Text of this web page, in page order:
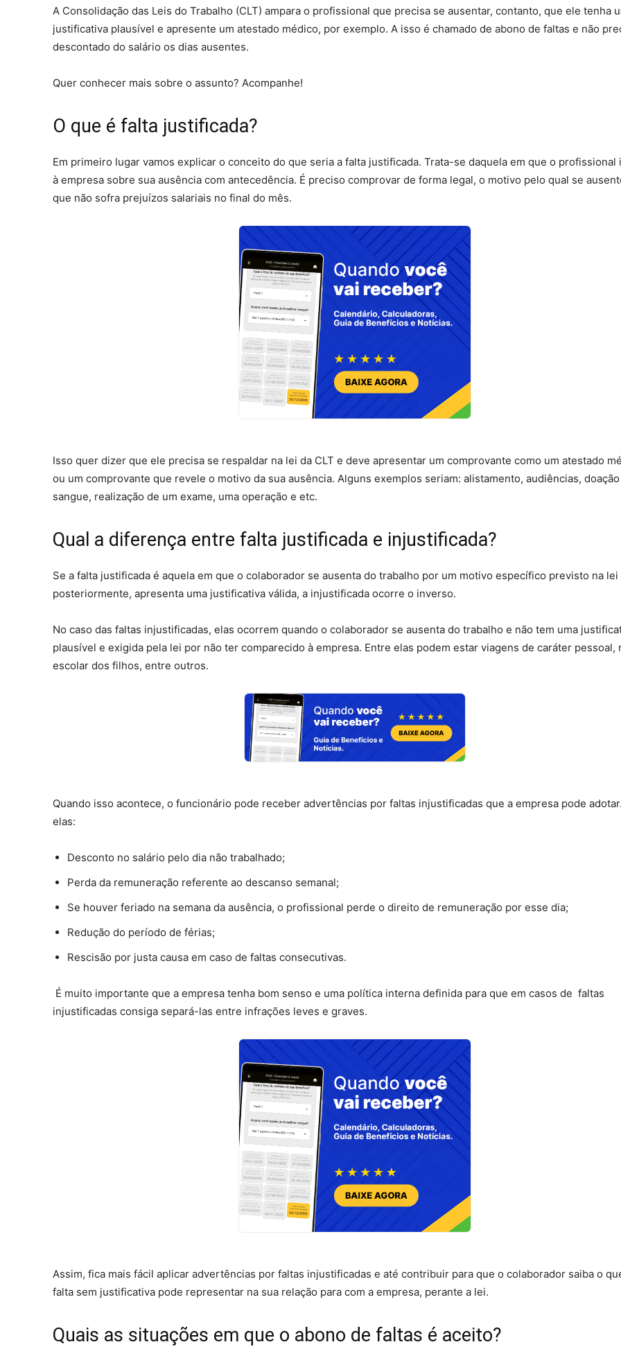
A Consolidação das Leis do Trabalho (CLT) ampara o profissional que precisa se ausentar, contanto, que ele tenha
justificativa plausível e apresente um atestado médico, por exemplo. A isso é chamado de abono de faltas e não
descontado do salário os dias ausentes.
Quer conhecer mais sobre o assunto? Acompanhe!
O que é falta justificada?
Em primeiro lugar vamos explicar o conceito do que seria a falta justificada. Trata-se daquela em que o profissional
à empresa sobre sua ausência com antecedência. É preciso comprovar de forma legal, o motivo pelo qual se
que não sofra prejuízos salariais no final do mês.
Isso quer dizer que ele precisa se respaldar na lei da CLT e deve apresentar um comprovante como um atestado
ou um comprovante que revele o motivo da sua ausência. Alguns exemplos seriam: alistamento, audiências,
sangue, realização de um exame, uma operação e etc.
Qual a diferença entre falta justificada e injustificada?
Se a falta justificada é aquela em que o colaborador se ausenta do trabalho por um motivo específico previsto na lei
posteriormente, apresenta uma justificativa válida, a injustificada ocorre o inverso.
No caso das faltas injustificadas, elas ocorrem quando o colaborador se ausenta do trabalho e não tem uma
plausível e exigida pela lei por não ter comparecido à empresa. Entre elas podem estar viagens de caráter pessoal,
escolar dos filhos, entre outros.
Quando isso acontece, o funcionário pode receber advertências por faltas injustificadas que a empresa pode
elas:
Desconto no salário pelo dia não trabalhado;
Perda da remuneração referente ao descanso semanal;
Se houver feriado na semana da ausência, o profissional perde o direito de remuneração por esse dia;
Redução do período de férias;
Rescisão por justa causa em caso de faltas consecutivas.
É muito importante que a empresa tenha bom senso e uma política interna definida para que em casos de faltas
injustificadas consiga separá-las entre infrações leves e graves.
Assim, fica mais fácil aplicar advertências por faltas injustificadas e até contribuir para que o colaborador saiba o
falta sem justificativa pode representar na sua relação para com a empresa, perante a lei.
Quais as situações em que o abono de faltas é aceito?